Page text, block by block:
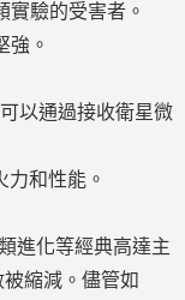
實驗的受害者。
強。
以通過接收衛星微
力和性能。
進化等經典高達主
縮減。儘管如